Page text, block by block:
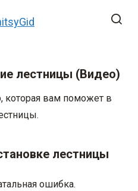
лестницы (Видео)
которая вам поможет в
лестницы
ошибка.